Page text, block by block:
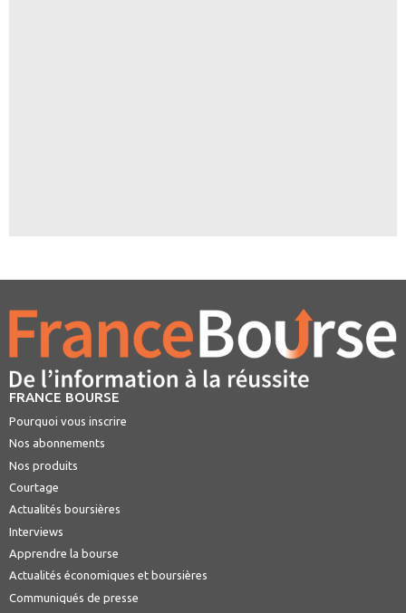
FRANCE BOURSE
Pourquoi vous inscrire
Nos abonnements
Nos produits
Courtage
Actualités boursières
Interviews
Apprendre la bourse
Actualités économiques et boursières
Communiqués de presse